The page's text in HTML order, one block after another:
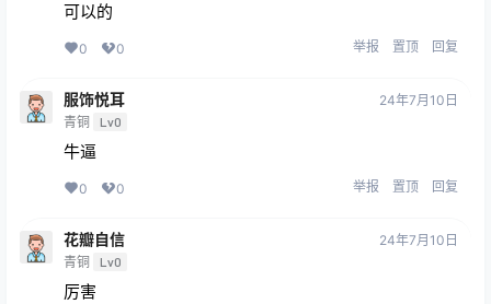
可以的
0 0 举报 置顶 回复
服饰悦耳
青铜 Lv0
24年7月10日
牛逼
0 0 举报 置顶 回复
花瓣自信
青铜 Lv0
24年7月10日
厉害